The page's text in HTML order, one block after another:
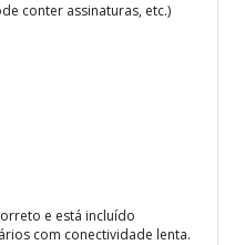
conter assinaturas, etc.)
e está incluído
com conectividade lenta.